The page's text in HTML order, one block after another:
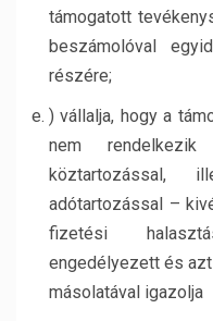
támogatott
beszámolóval
részére;
) vállalja, hogy a
nem rendelkezik
köztartozással,
adótartozással –
fizetési
engedélyezett és
másolatával igazolja